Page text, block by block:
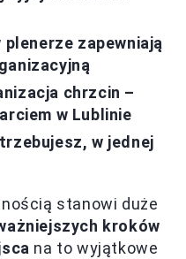
zapewniają
chrzcin –
w Lublinie
w jednej
stanowi duże
kroków
na to wyjątkowe